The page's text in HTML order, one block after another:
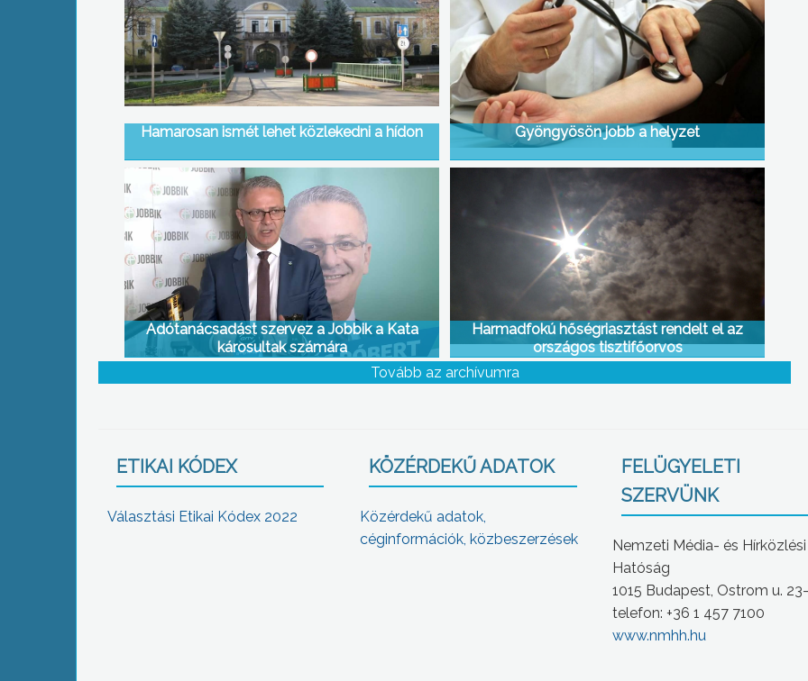
Hamarosan ismét lehet közlekedni a hídon Gyöngyösön jobb a helyzet
Adótanácsadást szervez a Jobbik a Kata
károsultak számára
Harmadfokú hőségriasztást rendelt el az
országos tisztifőorvos
Tovább az archívumra
ETIKAI KÓDEX
Választási Etikai Kódex 2022
KÖZÉRDEKŰ ADATOK
Közérdekű adatok,
céginformációk, közbeszerzések
FELÜGYELETI
SZERVÜNK
Nemzeti Média- és Hírközlési
Hatóság
1015 Budapest, Ostrom u.
telefon: +36 1 457 7100
www.nmhh.hu